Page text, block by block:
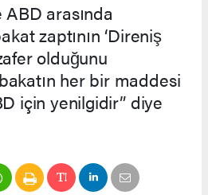
arasında
zaptının ‘Direniş
olduğunu
her bir maddesi
için yenilgidir” diye